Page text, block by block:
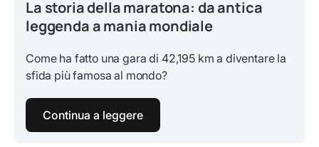
La storia della maratona: da antica
leggenda a mania mondiale
Come ha fatto una gara di 42,195 km a diventare la
sfida più famosa al mondo?
Continua a leggere